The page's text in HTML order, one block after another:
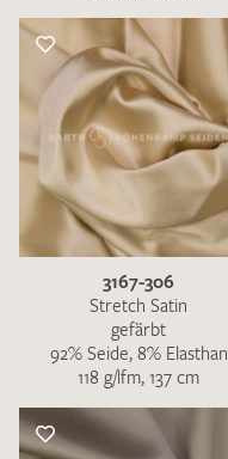
3167-306
Stretch Satin
gefärbt
92% Seide, 8% Elasthan
118 g/lfm, 137 cm